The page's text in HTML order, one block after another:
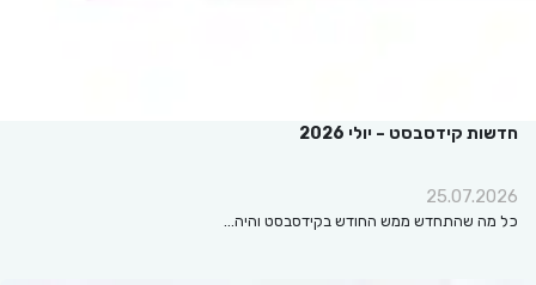
חדשות קידסבסט – יולי 2026
25.07.2026
כל מה שהתחדש ממש החודש בקידסבסט והיה…